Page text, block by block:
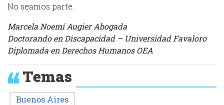
No seamos parte.
Marcela Noemí Augier Abogada
Doctorando en Discapacidad – Universidad Favaloro
Diplomada en Derechos Humanos OEA
Temas
Buenos Aires